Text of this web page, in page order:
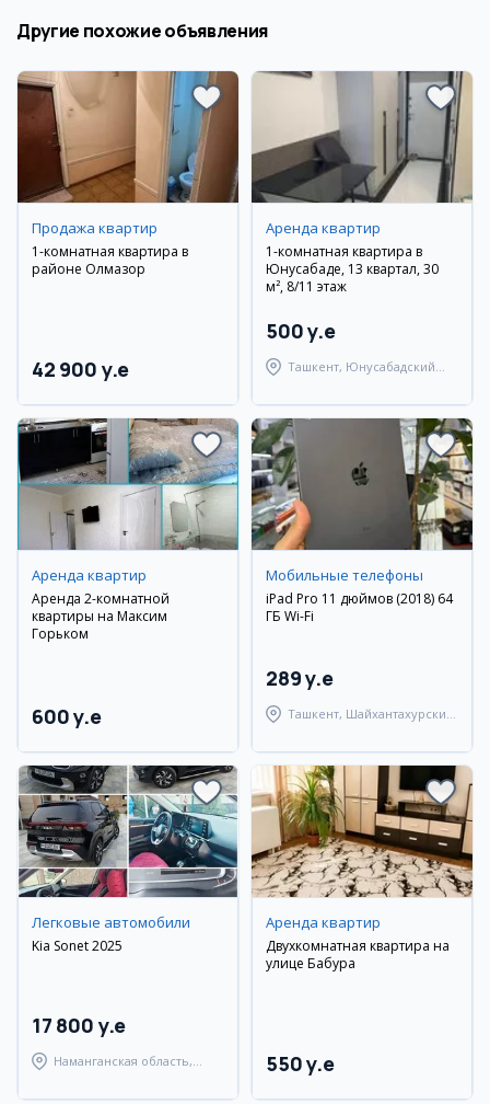
Другие похожие объявления
Продажа квартир
1-комнатная квартира в
районе Олмазор
42 900 y.e
Аренда квартир
1-комнатная квартира в
Юнусабаде, 13 квартал, 30
м², 8/11 этаж
500 y.e
Ташкент, Юнусабадский
Аренда квартир
Аренда 2-комнатной
квартиры на Максим
Горьком
600 y.e
Мобильные телефоны
iPad Pro 11 дюймов (2018) 64
ГБ Wi-Fi
289 y.e
Ташкент, Шайхантахурский
Легковые автомобили
Kia Sonet 2025
17 800 y.e
Наманганская область,
Аренда квартир
Двухкомнатная квартира на
улице Бабура
550 y.e